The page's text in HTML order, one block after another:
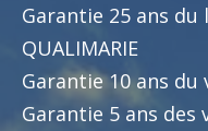
Garantie 25 ans
QUALIMARIE
Garantie 10 ans
Garantie 5 ans